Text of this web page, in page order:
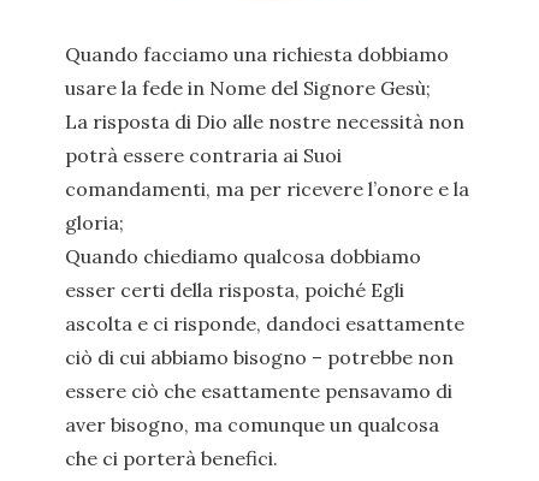
Quando facciamo una richiesta dobbiamo
usare la fede in Nome del Signore Gesù;
La risposta di Dio alle nostre necessità non
potrà essere contraria ai Suoi
comandamenti, ma per ricevere l’onore e la
gloria;
Quando chiediamo qualcosa dobbiamo
esser certi della risposta, poiché Egli
ascolta e ci risponde, dandoci esattamente
ciò di cui abbiamo bisogno – potrebbe non
essere ciò che esattamente pensavamo di
aver bisogno, ma comunque un qualcosa
che ci porterà benefici.